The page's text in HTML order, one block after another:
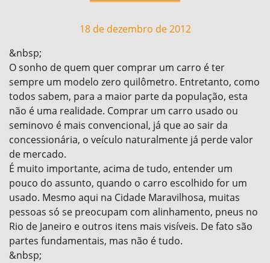
18 de dezembro de 2012
&nbsp;
O sonho de quem quer comprar um carro é ter
sempre um modelo zero quilômetro. Entretanto, como
todos sabem, para a maior parte da população, esta
não é uma realidade. Comprar um carro usado ou
seminovo é mais convencional, já que ao sair da
concessionária, o veículo naturalmente já perde valor
de mercado.
É muito importante, acima de tudo, entender um
pouco do assunto, quando o carro escolhido for um
usado. Mesmo aqui na Cidade Maravilhosa, muitas
pessoas só se preocupam com alinhamento, pneus no
Rio de Janeiro e outros itens mais visíveis. De fato são
partes fundamentais, mas não é tudo.
&nbsp;